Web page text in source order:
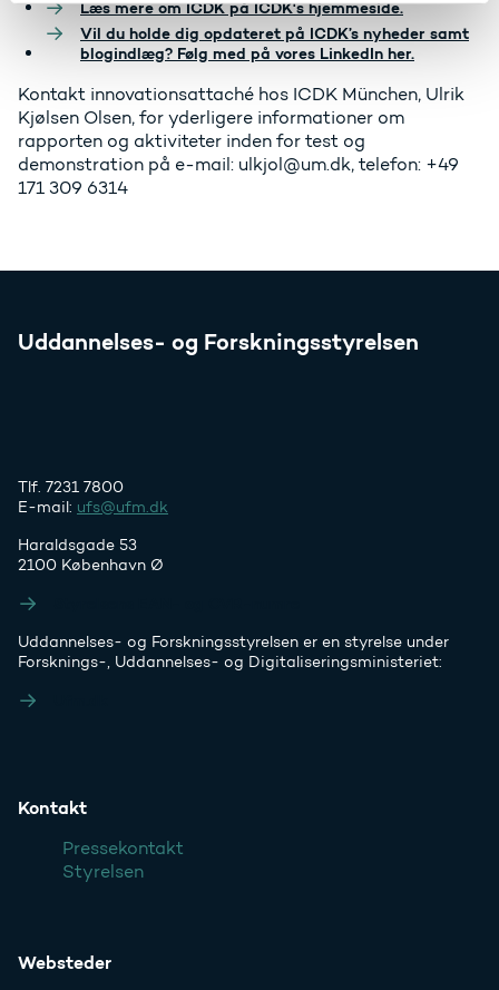
Læs mere om ICDK på ICDK's hjemmeside.
Vil du holde dig opdateret på ICDK’s nyheder samt
blogindlæg? Følg med på vores LinkedIn her.
Kontakt innovationsattaché hos ICDK München, Ulrik
Kjølsen Olsen, for yderligere informationer om
rapporten og aktiviteter inden for test og
demonstration på e-mail: ulkjol@um.dk, telefon: +49
171 309 6314
Uddannelses- og Forskningsstyrelsen
Tlf. 7231 7800
E-mail: ufs@ufm.dk
Haraldsgade 53
2100 København Ø
Uddannelses- og Forskningsstyrelsen er en styrelse under
Forsknings-, Uddannelses- og Digitaliseringsministeriet:
Kontakt
Pressekontakt
Styrelsen
Websteder